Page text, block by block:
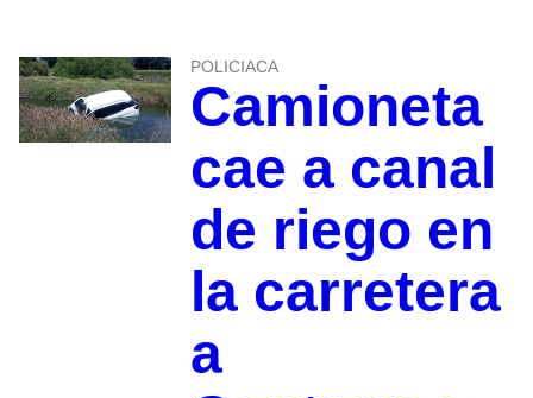
POLICIACA
Camioneta
cae a canal
de riego en
la carretera
a